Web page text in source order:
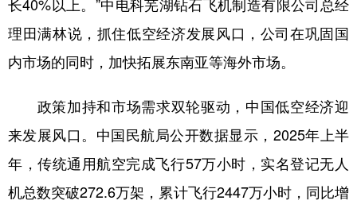
长40%以上。”中电科芜湖钻石飞机制造有限公司总经
理田满林说，抓住低空经济发展风口，公司在巩固国
内市场的同时，加快拓展东南亚等海外市场。
政策加持和市场需求双轮驱动，中国低空经济迎
来发展风口。中国民航局公开数据显示，2025年上半
年，传统通用航空完成飞行57万小时，实名登记无人
机总数突破272.6万架，累计飞行2447万小时，同比增